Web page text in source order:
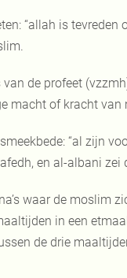
“allah is
de profeet
macht of kracht van
“al zijn
en al-albani zei
waar de moslim
in een
er tussen de